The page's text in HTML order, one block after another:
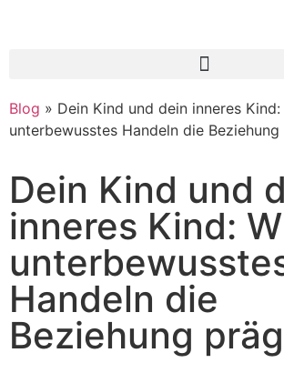
Blog » Dein Kind und dein inneres Kind:
unterbewusstes Handeln die
Dein Kind und
inneres Kind:
Handeln die
Beziehung